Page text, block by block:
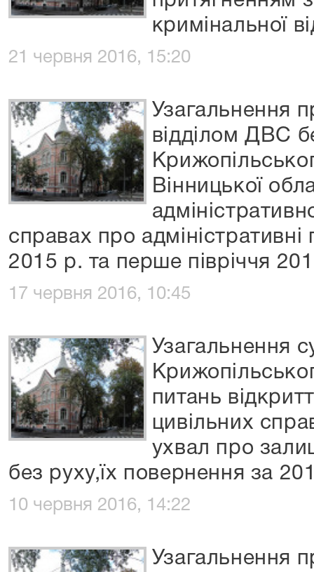
кримінальної
21 червня 2016, 15:20
Узагальнення
відділом ДВС
Вінницької
справах про
2015 р. та перше півріччя
17 червня 2016, 10:45
Узагальнення
питань
цивільних
ухвал про
без руху,їх повернення за
10 червня 2016, 14:22
Узагальнення